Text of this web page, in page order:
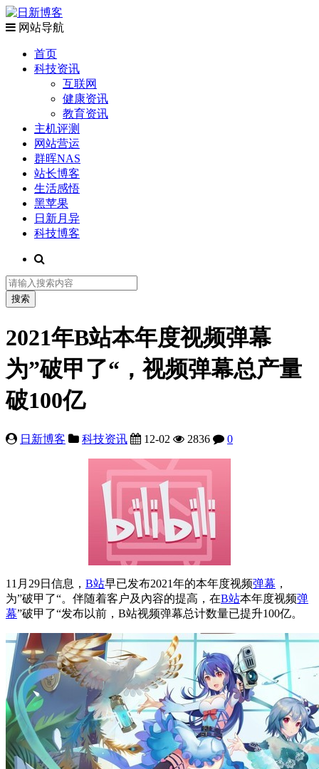
网站导航
首页
科技资讯
互联网
健康资讯
教育资讯
主机评测
网站营运
群晖NAS
站长博客
生活感悟
黑苹果
日新月异
科技博客
2021年B站本年度视频弹幕
为”破甲了“，视频弹幕总产量
破100亿
日新博客 科技资讯 12-02 2836 0
11月29日信息， B站早已发布2021年的本年度视频弹幕 ，
为”破甲了“。伴随着客户及內容的提高，在B站本年度视频弹
幕”破甲了“发布以前，B站视频弹幕总计数量已提升100亿。